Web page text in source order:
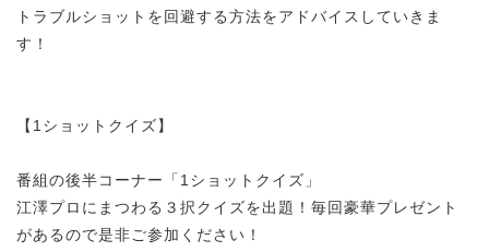
トラブルショットを回避する方法をアドバイスしていきま
す！
【1ショットクイズ】
番組の後半コーナー「1ショットクイズ」
江澤プロにまつわる３択クイズを出題！毎回豪華プレゼント
があるので是非ご参加ください！